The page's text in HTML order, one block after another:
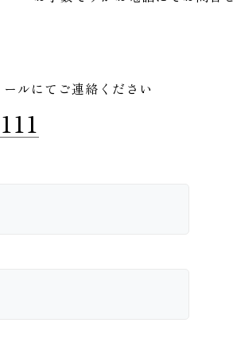
ルにてご連絡ください